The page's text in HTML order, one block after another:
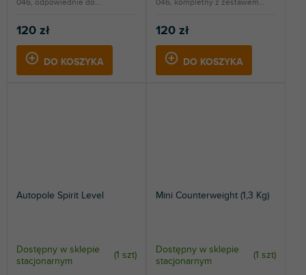
120 zł
DO KOSZYKA
046, odpowiednie do...
120 zł
DO KOSZYKA
046, kompletny z zestawem...
Autopole Spirit Level
Dostępny w sklepie
stacjonarnym
(1 szt)
Mini Counterweight (1,3 Kg)
Dostępny w sklepie
stacjonarnym
(1 szt)